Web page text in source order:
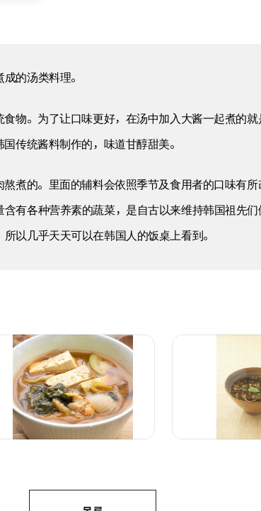
的汤类料理。
物。为了让口味更好，在汤中加入大酱一起煮的就
传统酱料制作的，味道甘醇甜美。
煮的。里面的辅料会依照季节及食用者的口味有所
有各种营养素的蔬菜，是自古以来维持韩国祖先们
以几乎天天可以在韩国人的饭桌上看到。